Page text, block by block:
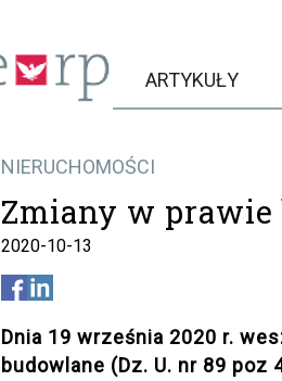
ARTYKUŁY
NIERUCHOMOŚCI
Zmiany w
2020-10-13
Dnia 19 września 2020 r.
budowlane (Dz. U. nr 89